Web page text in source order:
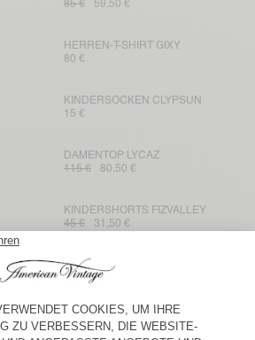
85 €
59,50 €
HERREN-T-SHIRT GIXY
80 €
KINDERSOCKEN CLYPSUN
15 €
DAMENTOP LYCAZ
115 €
80,50 €
KINDERSHORTS FIZVALLEY
45 €
31,50 €
KINDERSOCKEN CLYPSUN
15 €
DAMENTOP BAILOW
60 €
42 €